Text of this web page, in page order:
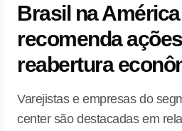
Brasil na
recomenda
reabertura
Varejistas e empresas do
center são destacadas em